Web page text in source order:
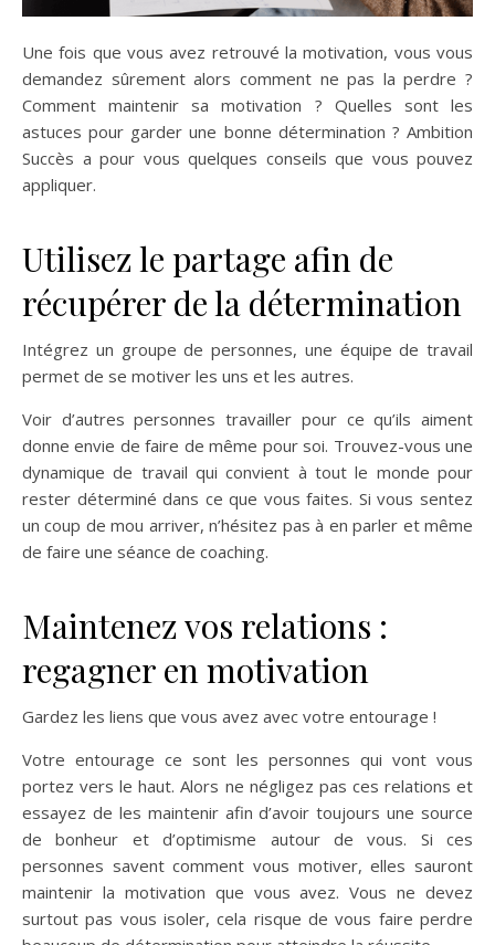
Une fois que vous avez retrouvé la motivation, vous vous
demandez sûrement alors comment ne pas la perdre ?
Comment maintenir sa motivation ? Quelles sont les
astuces pour garder une bonne détermination ? Ambition
Succès a pour vous quelques conseils que vous pouvez
appliquer.
Utilisez le partage afin de
récupérer de la détermination
Intégrez un groupe de personnes, une équipe de travail
permet de se motiver les uns et les autres.
Voir d’autres personnes travailler pour ce qu’ils aiment
donne envie de faire de même pour soi. Trouvez-vous une
dynamique de travail qui convient à tout le monde pour
rester déterminé dans ce que vous faites. Si vous sentez
un coup de mou arriver, n’hésitez pas à en parler et même
de faire une séance de coaching.
Maintenez vos relations :
regagner en motivation
Gardez les liens que vous avez avec votre entourage !
Votre entourage ce sont les personnes qui vont vous
portez vers le haut. Alors ne négligez pas ces relations et
essayez de les maintenir afin d’avoir toujours une source
de bonheur et d’optimisme autour de vous. Si ces
personnes savent comment vous motiver, elles sauront
maintenir la motivation que vous avez. Vous ne devez
surtout pas vous isoler, cela risque de vous faire perdre